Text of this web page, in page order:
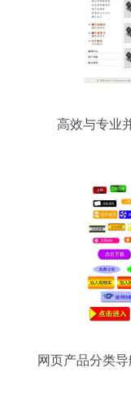
高效与专业
网页产品分类